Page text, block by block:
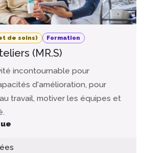
de soins) Formation
(MR.S)
incontournable pour
d'amélioration, pour
travail, motiver les équipes et